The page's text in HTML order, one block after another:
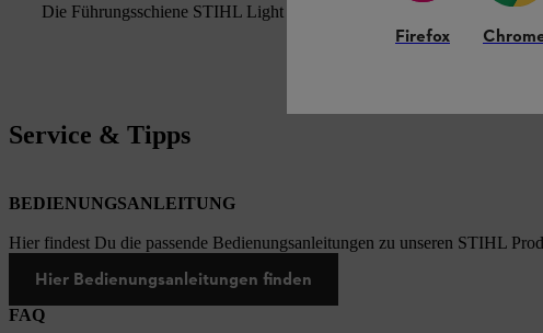
Die Führungsschiene STIHL Light 04, 1,6 mm ist in den Längen 35
Service & Tipps
BEDIENUNGSANLEITUNG
Hier findest Du die passende Bedienungsanleitungen zu unseren STIHL
Hier Bedienungsanleitungen finden
FAQ
Firefox